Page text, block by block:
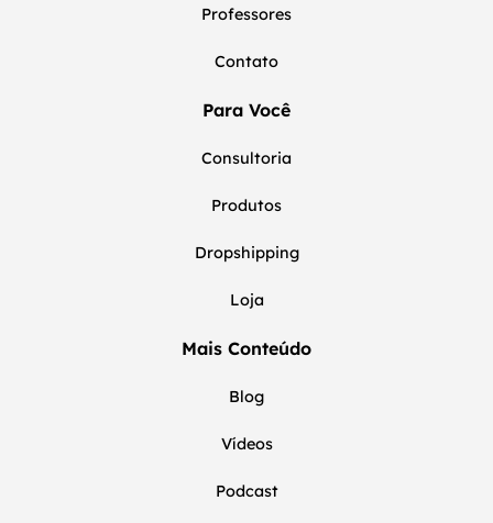
Professores
Contato
Para Você
Consultoria
Produtos
Dropshipping
Loja
Mais Conteúdo
Blog
Vídeos
Podcast